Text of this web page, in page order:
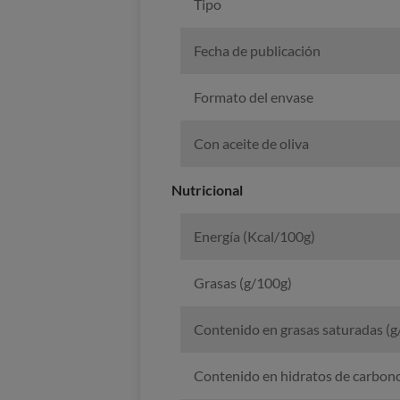
Tipo
Fecha de publicación
Formato del envase
Con aceite de oliva
Nutricional
Energía (Kcal/100g)
Grasas (g/100g)
Contenido en grasas saturadas
Contenido en hidratos de